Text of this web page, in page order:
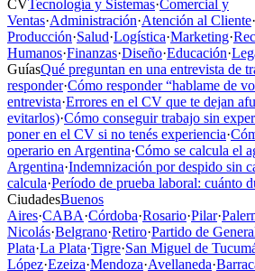
CVTecnología y Sistemas·Comercial y
Ventas·Administración·Atención al Cliente·
Producción·Salud·Logística·Marketing·
Humanos·Finanzas·Diseño·Educación·
GuíasQué preguntan en una entrevista de
responder·Cómo responder “hablame de
entrevista·Errores en el CV que te dejan
evitarlos)·Cómo conseguir trabajo sin
poner en el CV si no tenés experiencia·
operario en Argentina·Cómo se calcula el
Argentina·Indemnización por despido sin
calcula·Período de prueba laboral: cuánto
CiudadesBuenos
Aires·CABA·Córdoba·Rosario·Pilar·
Nicolás·Belgrano·Retiro·Partido de
Plata·La Plata·Tigre·San Miguel de
López·Ezeiza·Mendoza·Avellaneda·